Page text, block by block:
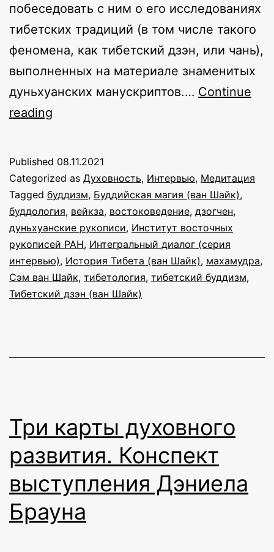
побеседовать с ним о его исследованиях
тибетских традиций (в том числе такого
феномена, как тибетский дзэн, или чань),
выполненных на материале знаменитых
дуньхуанских манускриптов.… Continue
reading
магия
и
дуньхуанские
рукописи:
интервью
с
Сэмом
Published 08.11.2021
Categorized as Духовность, Интервью, Медитация
Tagged буддизм, Буддийская магия (ван Шайк),
буддология, вейкза, востоковедение, дзогчен,
дуньхуанские рукописи, Институт восточных
рукописей РАН, Интегральный диалог (серия
интервью), История Тибета (ван Шайк), махамудра,
Сэм ван Шайк, тибетология, тибетский буддизм,
Тибетский дзэн (ван Шайк)
Три карты духовного
развития. Конспект
выступления Дэниела
Брауна